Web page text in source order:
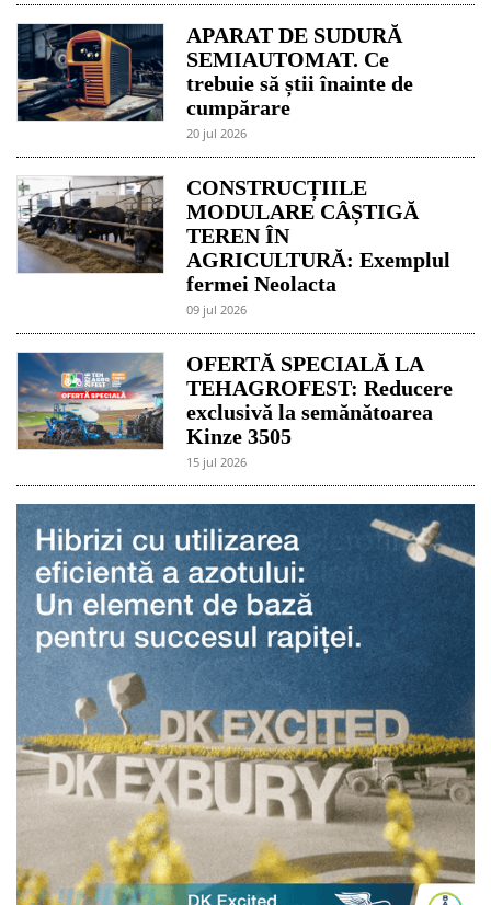
APARAT DE SUDURĂ
SEMIAUTOMAT. Ce
trebuie să știi înainte de
cumpărare
20 jul 2026
CONSTRUCȚIILE
MODULARE CÂȘTIGĂ
TEREN ÎN
AGRICULTURĂ: Exemplul
fermei Neolacta
09 jul 2026
OFERTĂ SPECIALĂ LA
TEHAGROFEST: Reducere
exclusivă la semănătoarea
Kinze 3505
15 jul 2026